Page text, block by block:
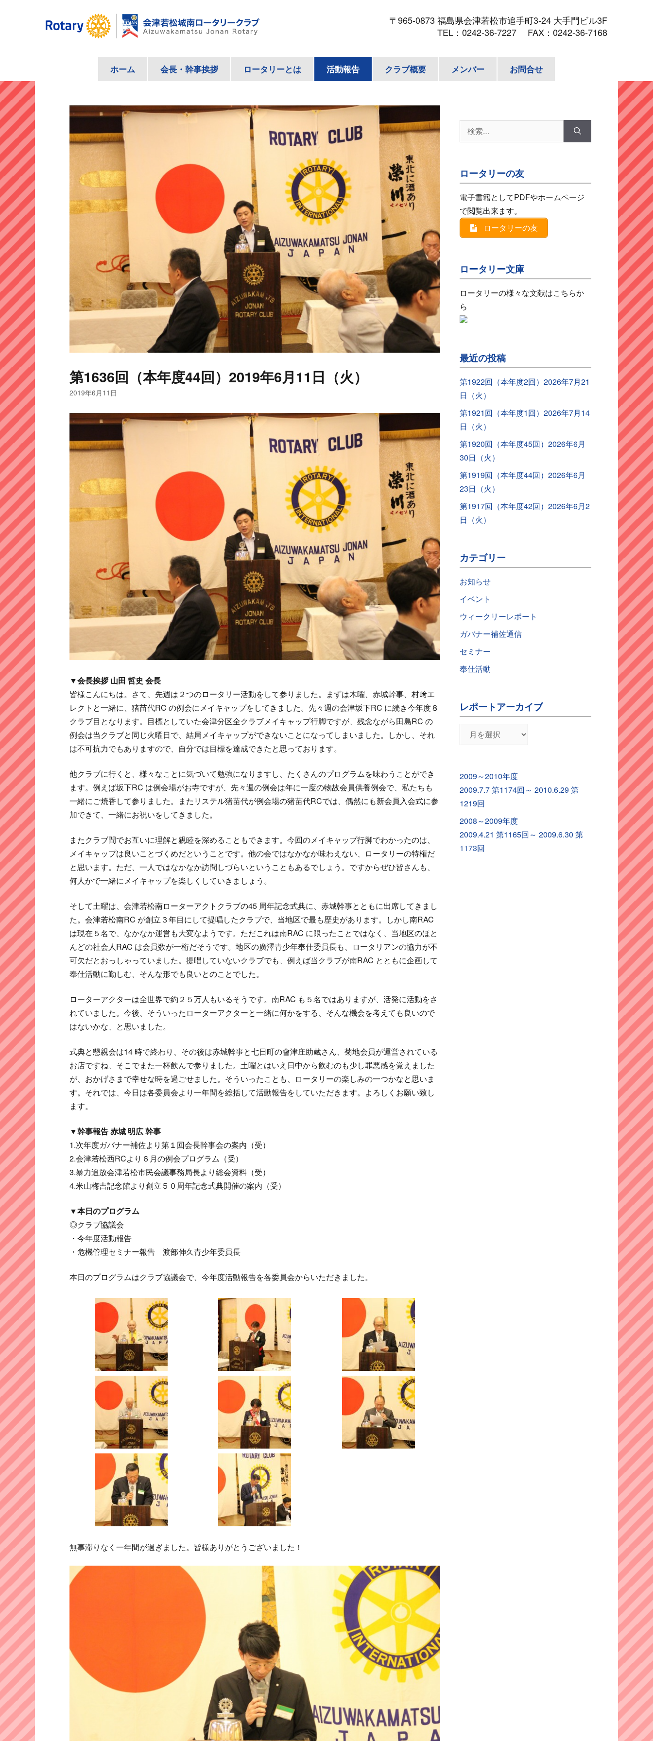
ス
キ
ッ
プ
〒965-0873 福島県会津若松市追手町3-24 大手門ビル3F
TEL： 0242-36-7227 FAX：0242-36-7168
ホーム 会長・幹事挨拶 ロータリーとは 活動報告 クラブ概要 メンバー お問合せ
第1636回（本年度44回）2019年6月11日（火）
2019年6月11日
▼会長挨拶 山田 哲史 会長
皆様こんにちは。さて、先週は２つのロータリー活動をして参りました。まずは木曜、赤城幹事、村﨑エ
レクトと一緒に、猪苗代RC の例会にメイキャップをしてきました。先々週の会津坂下RC に続き今年度８
クラブ目となります。目標としていた会津分区全クラブメイキャップ行脚ですが、残念ながら田島RC の
例会は当クラブと同じ火曜日で、結局メイキャップができないことになってしまいました。しかし、それ
は不可抗力でもありますので、自分では目標を達成できたと思っております。
他クラブに行くと、様々なことに気づいて勉強になりますし、たくさんのプログラムを味わうことができ
ます。例えば坂下RC は例会場がお寺ですが、先々週の例会は年に一度の物故会員供養例会で、私たちも
一緒にご焼香して参りました。またリステル猪苗代が例会場の猪苗代RCでは、偶然にも新会員入会式に参
加できて、一緒にお祝いをしてきました。
またクラブ間でお互いに理解と親睦を深めることもできます。今回のメイキャップ行脚でわかったのは、
メイキャップは良いことづくめだということです。他の会ではなかなか味わえない、ロータリーの特権だ
と思います。ただ、一人ではなかなか訪問しづらいということもあるでしょう。ですからぜひ皆さんも、
何人かで一緒にメイキャップを楽しくしていきましょう。
そして土曜は、会津若松南ローターアクトクラブの45 周年記念式典に、赤城幹事とともに出席してきまし
た。会津若松南RC が創立３年目にして提唱したクラブで、当地区で最も歴史があります。しかし南RAC
は現在５名で、なかなか運営も大変なようです。ただこれは南RAC に限ったことではなく、当地区のほと
んどの社会人RAC は会員数が一桁だそうです。地区の廣澤青少年奉仕委員長も、ロータリアンの協力が不
可欠だとおっしゃっていました。提唱していないクラブでも、例えば当クラブが南RAC とともに企画して
奉仕活動に勤しむ、そんな形でも良いとのことでした。
ローターアクターは全世界で約２５万人もいるそうです。南RAC も５名ではありますが、活発に活動をさ
れていました。今後、そういったローターアクターと一緒に何かをする、そんな機会を考えても良いので
はないかな、と思いました。
式典と懇親会は14 時で終わり、その後は赤城幹事と七日町の會津庄助蔵さん、菊地会員が運営されている
お店ですね、そこでまた一杯飲んで参りました。土曜とはいえ日中から飲むのも少し罪悪感を覚えました
が、おかげさまで幸せな時を過ごせました。そういったことも、ロータリーの楽しみの一つかなと思いま
す。それでは、今日は各委員会より一年間を総括して活動報告をしていただきます。よろしくお願い致し
ます。
▼幹事報告 赤城 明広 幹事
1.次年度ガバナー補佐より第１回会長幹事会の案内（受）
2.会津若松西RCより６月の例会プログラム（受）
3.暴力追放会津若松市民会議事務局長より総会資料（受）
4.米山梅吉記念館より創立５０周年記念式典開催の案内（受）
▼本日のプログラム
◎クラブ協議会
・今年度活動報告
・危機管理セミナー報告 渡部伸久青少年委員長
本日のプログラムはクラブ協議会で、今年度活動報告を各委員会からいただきました。
無事滞りなく一年間が過ぎました。皆様ありがとうございました！
索:
ロータリーの友
電子書籍としてPDFやホームページ
で閲覧出来ます。
ロータリーの友
ロータリー文庫
ロータリーの様々な文献はこちらか
ら
最近の投稿
第1922回（本年度2回）2026年7月21
日（火）
第1921回（本年度1回）2026年7月14
日（火）
第1920回（本年度45回）2026年6月
30日（火）
第1919回（本年度44回）2026年6月
23日（火）
第1917回（本年度42回）2026年6月2
日（火）
カテゴリー
お知らせ
イベント
ウィークリーレポート
ガバナー補佐通信
セミナー
奉仕活動
レポートアーカイブ
ポ
イ
ブ
2009～2010年度
2009.7.7 第1174回～ 2010.6.29 第
1219回
2008～2009年度
2009.4.21 第1165回～ 2009.6.30 第
1173回